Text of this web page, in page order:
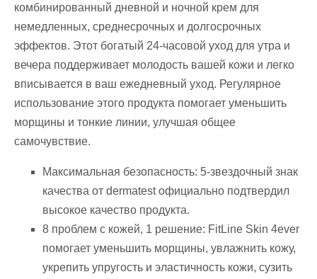
комбинированный дневной и ночной крем для
немедленных, среднесрочных и долгосрочных
эффектов. Этот богатый 24-часовой уход для утра и
вечера поддерживает молодость вашей кожи и легко
вписывается в ваш ежедневный уход. Регулярное
использование этого продукта помогает уменьшить
морщины и тонкие линии, улучшая общее
самочувствие.
Максимальная безопасность: 5-звездочный знак
качества от dermatest официально подтвердил
высокое качество продукта.
8 проблем с кожей, 1 решение: FitLine Skin 4ever
помогает уменьшить морщины, увлажнить кожу,
укрепить упругость и эластичность кожи, сузить